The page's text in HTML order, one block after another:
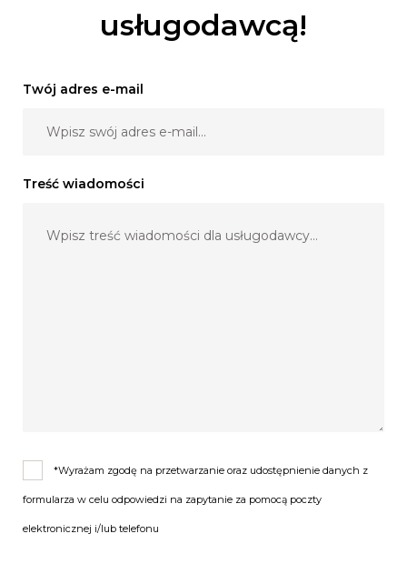
usługodawcą!
Twój adres e-mail
Treść wiadomości
*Wyrażam zgodę na przetwarzanie oraz udostępnienie danych z
formularza w celu odpowiedzi na zapytanie za pomocą poczty
elektronicznej i/lub telefonu